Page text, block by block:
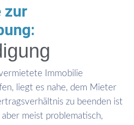
zur
Immobilie
liegt es nahe, dem Mieter
zu beenden ist
meist problematisch,